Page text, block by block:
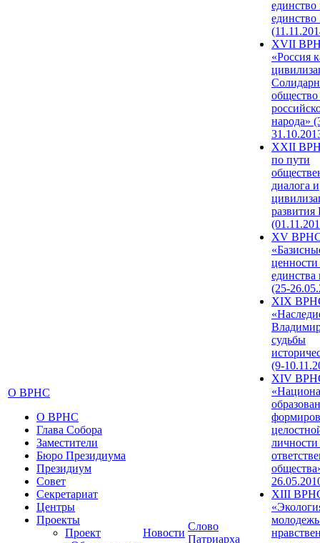
О ВРНС
О ВРНС
Глава Собора
Заместители
Бюро Президиума
Президиум
Совет
Секретариат
Центры
Проекты
Проект
Новости
Слово
Патриарха
единство
единство
XVII
«Россия
народа»
XXII
по пути
диалога и
развития
XV
единства
(25-
XIX
судьбы
(9-
XIV
XIII